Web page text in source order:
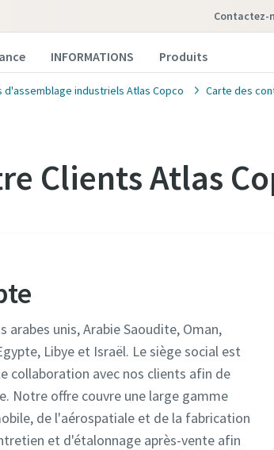
contactez-
INFORMATIONS Produits
industriels Atlas Copco Carte des
Clients Atlas
arabes unis, Arabie Saoudite, Oman,
Libye et Israël. Le siège social est
collaboration avec nos clients afin de
Notre offre couvre une large gamme
de l'aérospatiale et de la fabrication
et d'étalonnage après-vente afin